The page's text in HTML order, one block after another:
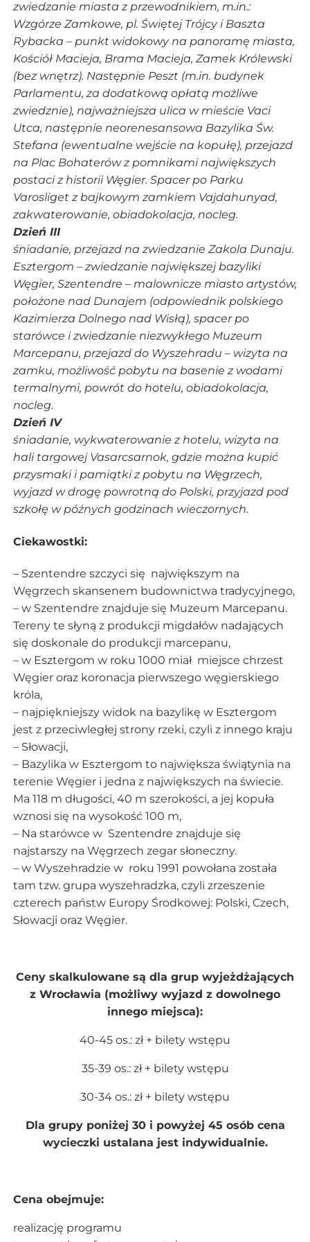
zwiedzanie miasta z przewodnikiem, m.in.:
Wzgórze Zamkowe, pl. Świętej Trójcy i Baszta
Rybacka – punkt widokowy na panoramę miasta,
Kościół Macieja, Brama Macieja, Zamek Królewski
(bez wnętrz). Następnie Peszt (m.in. budynek
Parlamentu, za dodatkową opłatą możliwe
zwiedznie), najważniejsza ulica w mieście Vaci
Utca, następnie neorenesansowa Bazylika Św.
Stefana (ewentualne wejście na kopułę), przejazd
na Plac Bohaterów z pomnikami największych
postaci z historii Węgier. Spacer po Parku
Varosliget z bajkowym zamkiem Vajdahunyad,
zakwaterowanie, obiadokolacja, nocleg.
Dzień III
śniadanie, przejazd na zwiedzanie Zakola Dunaju.
Esztergom – zwiedzanie największej bazyliki
Węgier, Szentendre – malownicze miasto artystów,
położone nad Dunajem (odpowiednik polskiego
Kazimierza Dolnego nad Wisłą), spacer po
starówce i zwiedzanie niezwykłego Muzeum
Marcepanu, przejazd do Wyszehradu – wizyta na
zamku, możliwość pobytu na basenie z wodami
termalnymi, powrót do hotelu, obiadokolacja,
nocleg.
Dzień IV
śniadanie, wykwaterowanie z hotelu, wizyta na
hali targowej Vasarcsarnok, gdzie można kupić
przysmaki i pamiątki z pobytu na Węgrzech,
wyjazd w drogę powrotną do Polski, przyjazd pod
szkołę w późnych godzinach wieczornych.
Ciekawostki:
– Szentendre szczyci się największym na
Węgrzech skansenem budownictwa tradycyjnego,
– w Szentendre znajduje się Muzeum Marcepanu.
Tereny te słyną z produkcji migdałów nadających
się doskonale do produkcji marcepanu,
– w Esztergom w roku 1000 miał miejsce chrzest
Węgier oraz koronacja pierwszego węgierskiego
króla,
– najpiękniejszy widok na bazylikę w Esztergom
jest z przeciwległej strony rzeki, czyli z innego kraju
– Słowacji,
– Bazylika w Esztergom to największa świątynia na
terenie Węgier i jedna z największych na świecie.
Ma 118 m długości, 40 m szerokości, a jej kopuła
wznosi się na wysokość 100 m,
– Na starówce w Szentendre znajduje się
najstarszy na Węgrzech zegar słoneczny.
– w Wyszehradzie w roku 1991 powołana została
tam tzw. grupa wyszehradzka, czyli zrzeszenie
czterech państw Europy Środkowej: Polski, Czech,
Słowacji oraz Węgier.
Ceny skalkulowane są dla grup wyjeżdżających
z Wrocławia (możliwy wyjazd z dowolnego
innego miejsca):
40-45 os.: zł + bilety wstępu
35-39 os.: zł + bilety wstępu
30-34 os.: zł + bilety wstępu
Dla grupy poniżej 30 i powyżej 45 osób cena
wycieczki ustalana jest indywidualnie.
Cena obejmuje:
realizację programu